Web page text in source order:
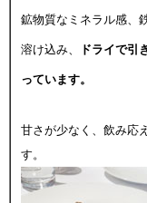
鉱物質なミネラル感、
溶け込み、 ドライで引
っています。
甘さが少なく、飲み応
す。